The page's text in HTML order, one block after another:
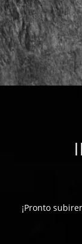
¡Pronto